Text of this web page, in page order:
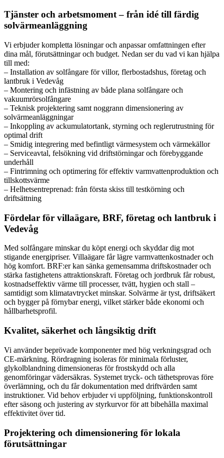
Tjänster och arbetsmoment – från idé till färdig
solvärmeanläggning
Vi erbjuder kompletta lösningar och anpassar omfattningen efter
dina mål, förutsättningar och budget. Nedan ser du vad vi kan hjälpa
till med:
– Installation av solfångare för villor, flerbostadshus, företag och
lantbruk i Vedevåg
– Montering och infästning av både plana solfångare och
vakuumrörsolfångare
– Teknisk projektering samt noggrann dimensionering av
solvärmeanläggningar
– Inkoppling av ackumulatortank, styrning och reglerutrustning för
optimal drift
– Smidig integrering med befintligt värmesystem och värmekällor
– Serviceavtal, felsökning vid driftstörningar och förebyggande
underhåll
– Fintrimning och optimering för effektiv varmvattenproduktion och
tillskottsvärme
– Helhetsentreprenad: från första skiss till testkörning och
driftsättning
Fördelar för villaägare, BRF, företag och lantbruk i
Vedevåg
Med solfångare minskar du köpt energi och skyddar dig mot
stigande energipriser. Villaägare får lägre varmvattenkostnader och
hög komfort. BRF:er kan sänka gemensamma driftskostnader och
stärka fastighetens attraktionskraft. Företag och jordbruk får robust,
kostnadseffektiv värme till processer, tvätt, hygien och stall –
samtidigt som klimatavtrycket minskar. Solvärme är tyst, driftsäkert
och bygger på förnybar energi, vilket stärker både ekonomi och
hållbarhetsprofil.
Kvalitet, säkerhet och långsiktig drift
Vi använder beprövade komponenter med hög verkningsgrad och
CE-märkning. Rördragning isoleras för minimala förluster,
glykolblandning dimensioneras för frostskydd och alla
genomföringar vädersäkras. Systemet tryck- och täthetsprovas före
överlämning, och du får dokumentation med driftvärden samt
instruktioner. Vid behov erbjuder vi uppföljning, funktionskontroll
efter säsong och justering av styrkurvor för att bibehålla maximal
effektivitet över tid.
Projektering och dimensionering för lokala
förutsättningar